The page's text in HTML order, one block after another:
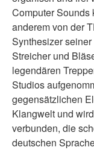
Computer Sounds
anderem von der
Synthesizer
Streicher und
legendären
Studios
gegensätzlichen
Klangwelt und
verbunden, die
deutschen